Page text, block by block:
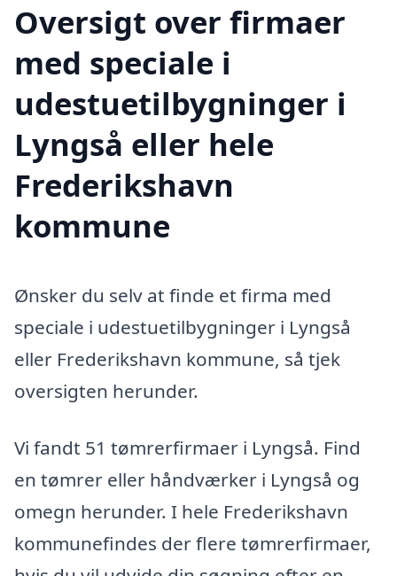
Oversigt over firmaer
med speciale i
udestuetilbygninger i
Lyngså eller hele
Frederikshavn
kommune
Ønsker du selv at finde et firma med
speciale i udestuetilbygninger i Lyngså
eller Frederikshavn kommune, så tjek
oversigten herunder.
Vi fandt 51 tømrerfirmaer i Lyngså. Find
en tømrer eller håndværker i Lyngså og
omegn herunder. I hele Frederikshavn
kommunefindes der flere tømrerfirmaer,